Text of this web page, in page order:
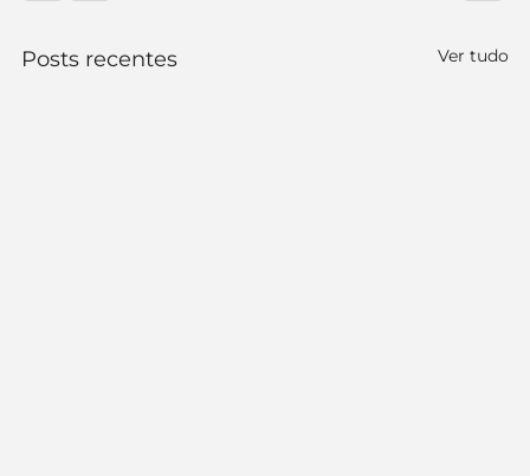
Posts recentes Ver tudo